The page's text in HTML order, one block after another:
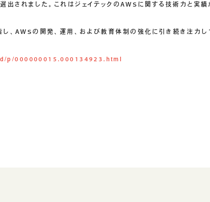
れました。これはジェイテックのAWSに関する技術力と実績
、AWSの開発、運用、および教育体制の強化に引き続き注力し
p/000000015.000134923.html